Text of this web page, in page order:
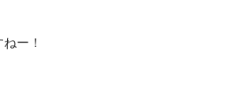
ー！